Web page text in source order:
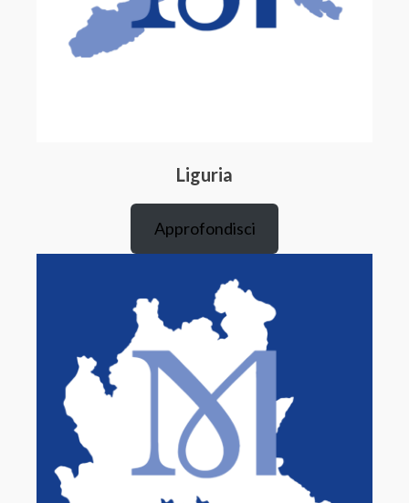
Liguria
Approfondisci